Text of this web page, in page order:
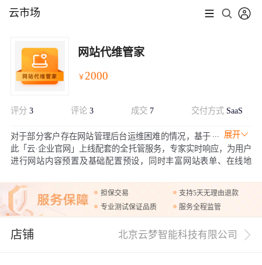
云市场
网站代维管家
￥ 2000
评分 3 评论 3 成交 7 交付方式 SaaS
展开
对于部分客户存在网站管理后台运维困难的情况，基于
此「云·企业官网」上线配套的全托管服务，专家实时响应，为用户
进行网站内容预置及基础配置预设，同时丰富网站表单、在线地
担保交易
支持5天无理由退款
专业测试保证品质
服务全程监管
店铺 北京云梦智能科技有限公司